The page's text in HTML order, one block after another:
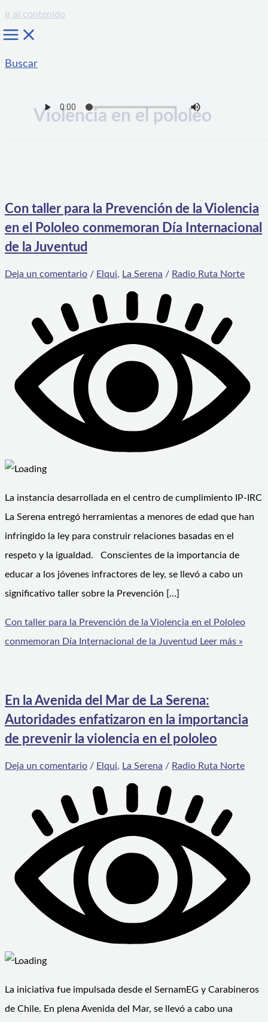
Ir al contenido
Buscar
Violencia en el pololeo
Con taller para la Prevención de la Violencia
en el Pololeo conmemoran Día Internacional
de la Juventud
Deja un comentario / Elqui, La Serena / Radio Ruta Norte
La instancia desarrollada en el centro de cumplimiento IP-IRC
La Serena entregó herramientas a menores de edad que han
infringido la ley para construir relaciones basadas en el
respeto y la igualdad. Conscientes de la importancia de
educar a los jóvenes infractores de ley, se llevó a cabo un
significativo taller sobre la Prevención […]
Con taller para la Prevención de la Violencia en el Pololeo
conmemoran Día Internacional de la Juventud Leer más »
En la Avenida del Mar de La Serena:
Autoridades enfatizaron en la importancia
de prevenir la violencia en el pololeo
Deja un comentario / Elqui, La Serena / Radio Ruta Norte
La iniciativa fue impulsada desde el SernamEG y Carabineros
de Chile. En plena Avenida del Mar, se llevó a cabo una